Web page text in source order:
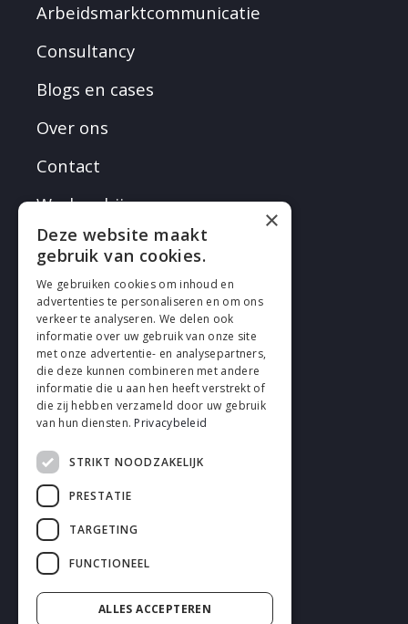
Arbeidsmarktcommunicatie
Consultancy
Blogs en cases
Over ons
Contact
Werken bij
VOLG EN
Cookies
Privacy
Disclaimer
Algemene voorwaarden
×
Deze website maakt
gebruik van cookies.
We gebruiken cookies om inhoud en
advertenties te personaliseren en om ons
verkeer te analyseren. We delen ook
informatie over uw gebruik van onze site
met onze advertentie- en analysepartners,
die deze kunnen combineren met andere
informatie die u aan hen heeft verstrekt of
die zij hebben verzameld door uw gebruik
van hun diensten. Privacybeleid
STRIKT NOODZAKELIJK
PRESTATIE
TARGETING
FUNCTIONEEL
ALLES ACCEPTEREN